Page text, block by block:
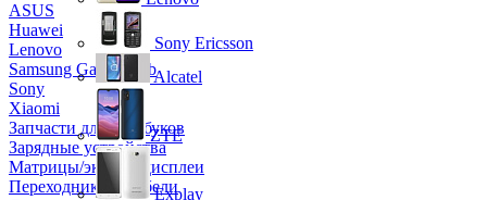
ASUS
Huawei
Lenovo
Samsung Galaxy Tab
Sony
Xiaomi
Запчасти для ноутбуков
Зарядные устройства
Матрицы/экраны/дисплеи
Переходники и кабели
Sony Ericsson
Alcatel
ZTE
Explay